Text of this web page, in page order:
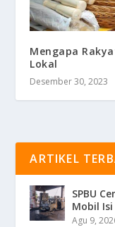
Mengapa
Lokal
Desember 30, 2023
ARTIKEL
SPBU
Mobil
Agu 9,